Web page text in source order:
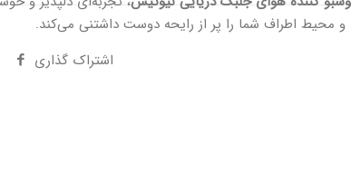
محیط اطراف شما را پر از رایحه دوست داشتنی می‌کند.
اشتراک گذاری